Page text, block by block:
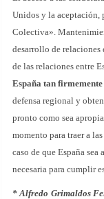
Unidos y la aceptación,
Colectiva».
desarrollo de
de las relaciones entre
España tan
defensa regional y
pronto como sea
momento para traer a
caso de que España
necesaria para cumplir
* Alfredo Grimaldos